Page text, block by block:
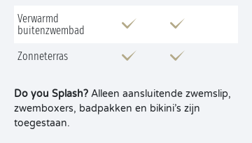
Verwarmd
buitenzwembad
Zonneterras
Do you Splash? Alleen aansluitende zwemslip,
zwemboxers, badpakken en bikini’s zijn
toegestaan.